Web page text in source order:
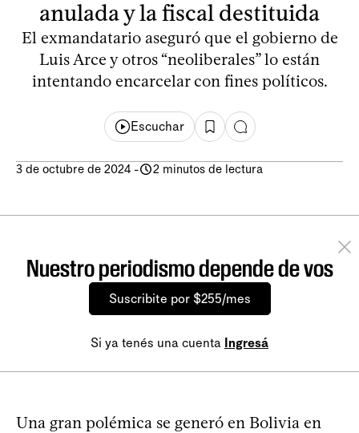
anulada y la fiscal destituida
El exmandatario aseguró que el gobierno de
Luis Arce y otros “neoliberales” lo están
intentando encarcelar con fines políticos.
Escuchar
3 de octubre de 2024 - 2 minutos de lectura
Nuestro periodismo depende de vos
Suscribite por $255/mes
Si ya tenés una cuenta Ingresá
Una gran polémica se generó en Bolivia en